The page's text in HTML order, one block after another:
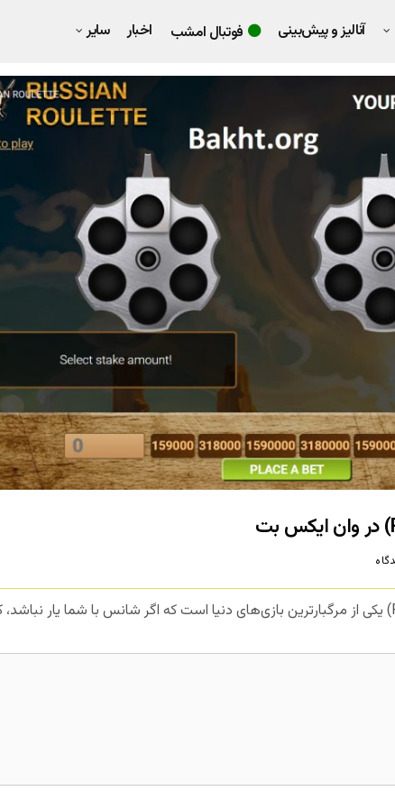
آنالیز و پیش‌بینی فوتبال امشب اخبار سایر